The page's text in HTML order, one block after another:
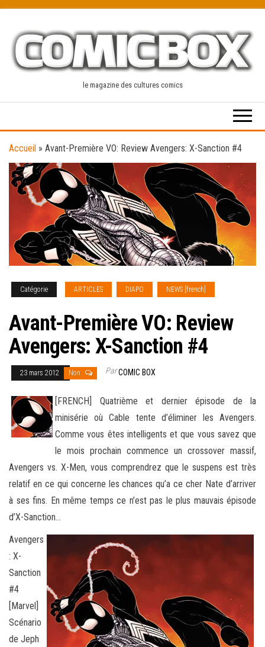
content
le magazine des cultures comics
Accueil » Avant-Première VO: Review Avengers: X-Sanction #4
Catégorie ARTICLES DIAPO NEWS [french]
Avant-Première VO: Review
Avengers: X-Sanction #4
23 mars 2012 Non ParCOMIC BOX
[FRENCH] Quatrième et dernier épisode de la
minisérie où Cable tente d’éliminer les Avengers.
Comme vous êtes intelligents et que vous savez que
le mois prochain commence un crossover massif,
Avengers vs. X-Men, vous comprendrez que le suspens est très
relatif en ce qui concerne les chances qu’a ce cher Nate d’arriver
à ses fins. En même temps ce n’est pas le plus mauvais épisode
d’X-Sanction…
Avengers
: X-
Sanction
#4
[Marvel]
Scénario
de Jeph